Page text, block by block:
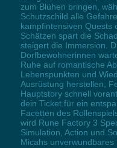
zum Blühen bringen,
Schutzschild alle
kampfintensiven Quests
Schätzen spart die
steigert die Immersion.
Dorfbewohnerinnen
Ruhe auf romantische
Lebenspunkten und
Ausrüstung herstellen,
Hauptstory schnell
dein Ticket für ein
Facetten des
wird Rune Factory 3
Simulation, Action und
Micahs